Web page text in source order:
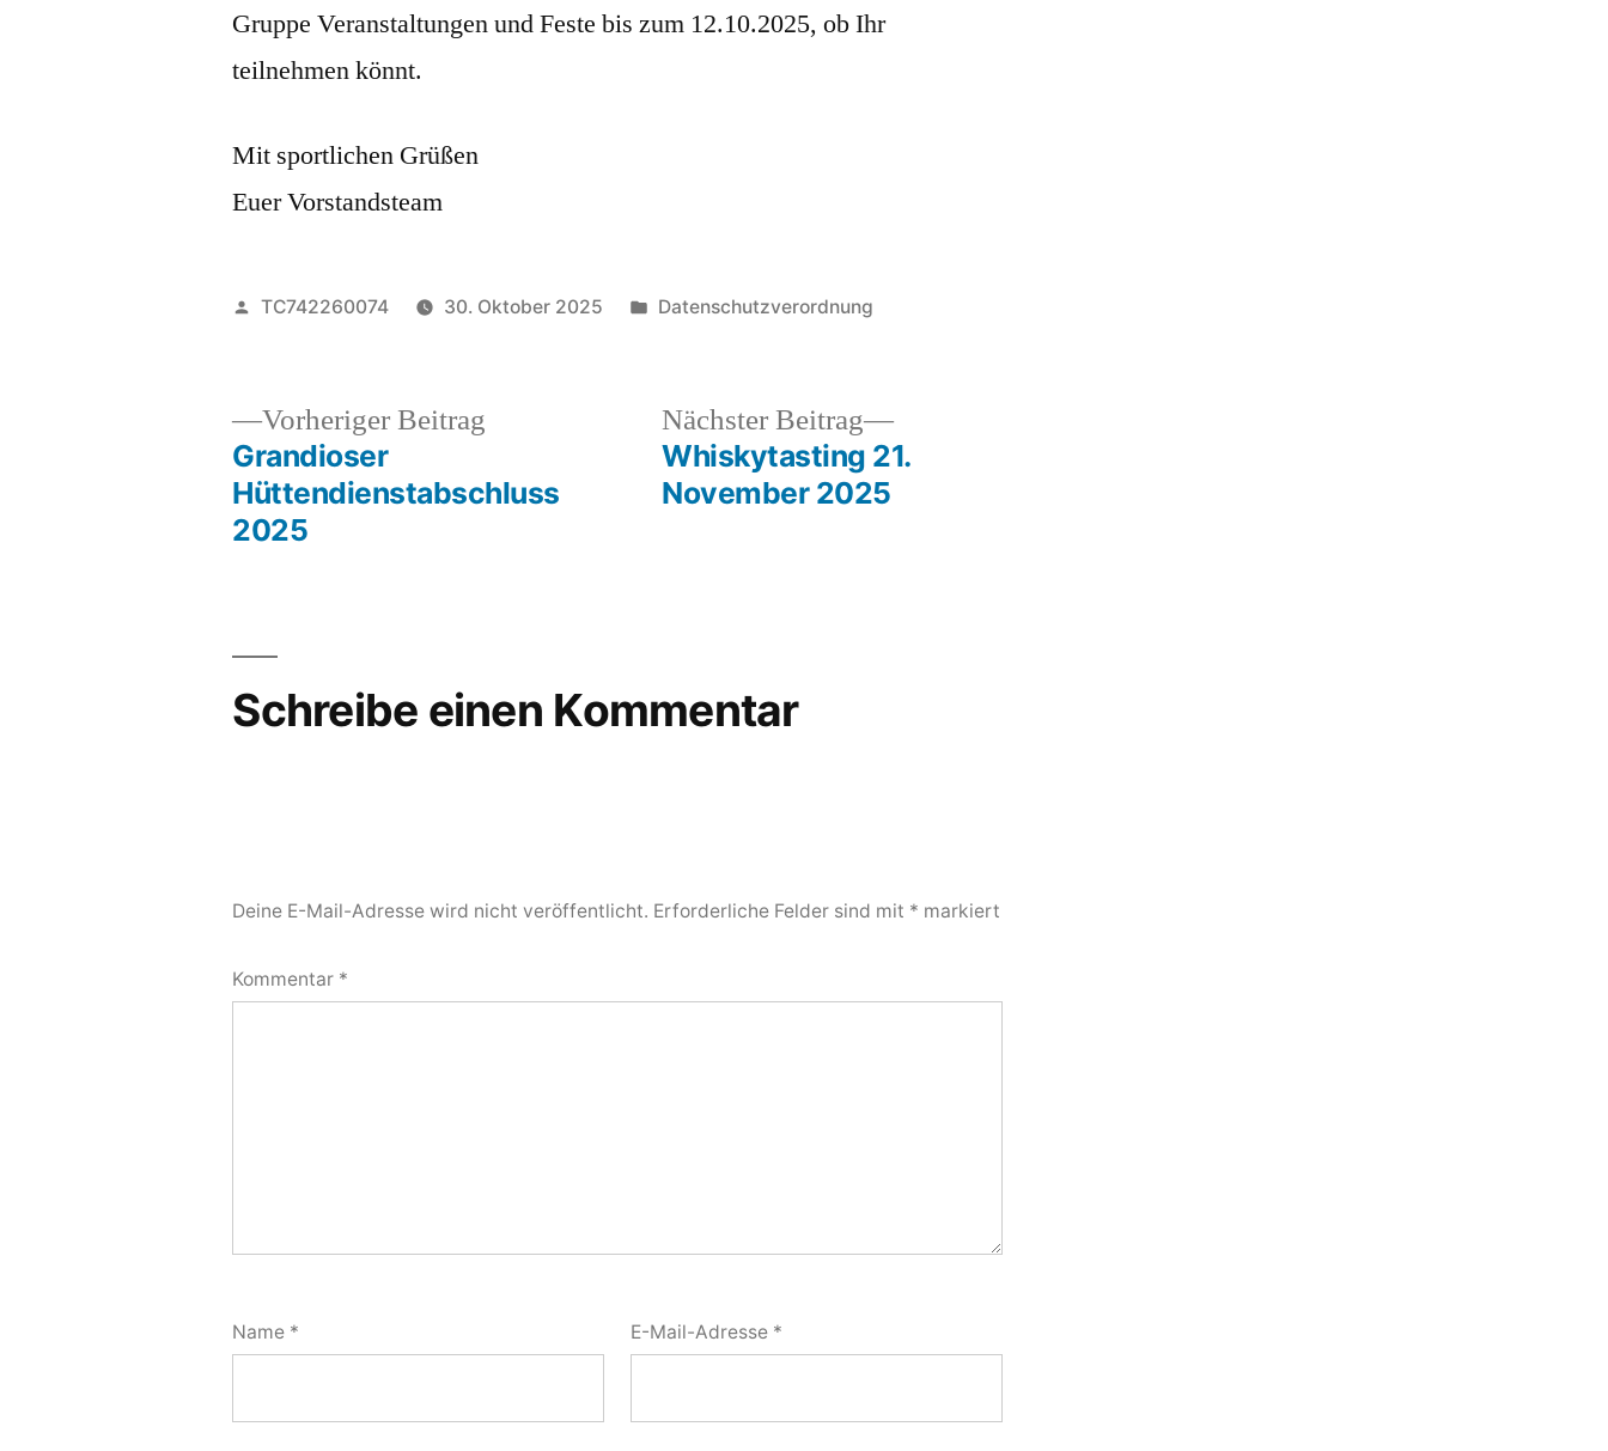
Gruppe Veranstaltungen und Feste bis zum 12.10.2025, ob Ihr
teilnehmen könnt.
Mit sportlichen Grüßen
Euer Vorstandsteam
Veröffentlicht
TC742260074 30. Oktober 2025
Veröffentlicht
Datenschutzverordnung
Beitragsnavigation
Vorheriger Beitrag
Grandioser
Hüttendienstabschluss
2025
Nächster Beitrag
Nächster
Beitrag:
Whiskytasting 21.
November 2025
Schreibe einen Kommentar
Deine E-Mail-Adresse wird nicht veröffentlicht. Erforderliche Felder sind mit * markiert
Kommentar *
Name * E-Mail-Adresse *